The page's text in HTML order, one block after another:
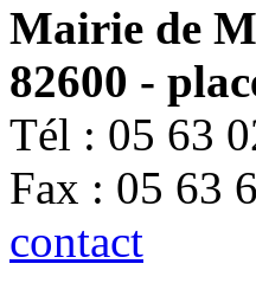
Mairie de
82600 -
Tél : 05 63
Fax : 05 63
contact